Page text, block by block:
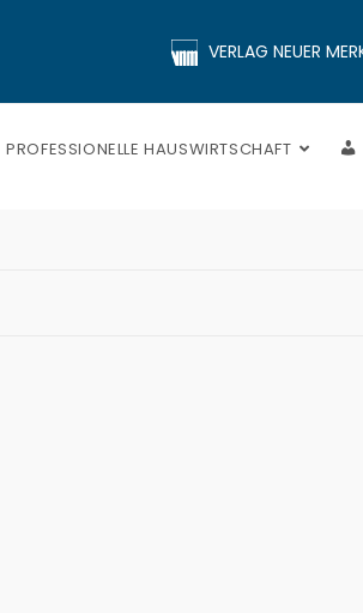
VERLAG NEUER
PROFESSIONELLE HAUSWIRTSCHAFT